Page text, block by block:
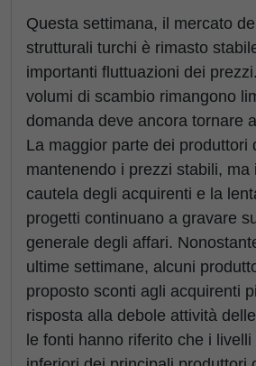
Questa settimana, il mercato
strutturali turchi è rimasto
importanti fluttuazioni dei
volumi di scambio rimangono
domanda deve ancora tornare
La maggior parte dei produttori
mantenendo i prezzi stabili, ma
cautela degli acquirenti e la
progetti continuano a gravare
generale degli affari.
ultime settimane, alcuni
proposto sconti agli acquirenti
risposta alla debole attività
le fonti hanno riferito che i